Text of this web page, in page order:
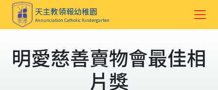
天主教領報幼稚園
Annunciation Catholic Kindergarten
明愛慈善賣物會最佳相
片獎